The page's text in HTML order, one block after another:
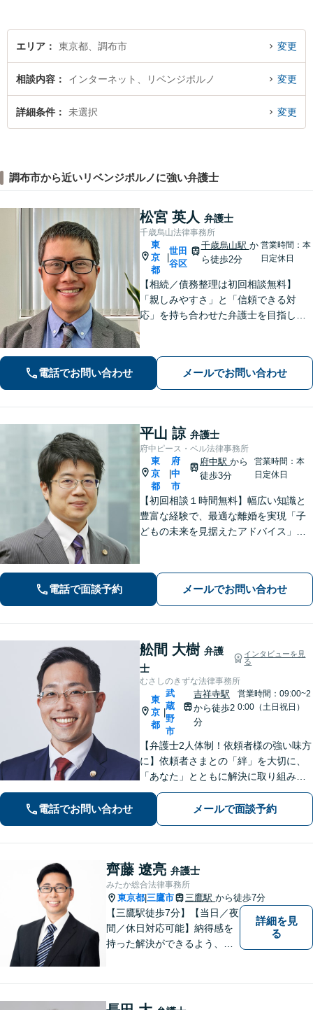
エリア 東京都、調布市 変更
相談内容 インターネット、リベンジポルノ 変更
詳細条件 未選択 変更
調布市から近いリベンジポルノに強い弁護士
松宮 英人 弁護士
千歳烏山法律事務所
東
京
都
世田
谷区
千歳烏山駅 か
ら徒歩2分
営業時間：本
日定休日
【相続／債務整理は初回相談無料】
「親しみやすさ」と「信頼できる対
応」を持ち合わせた弁護士を目指して
ております【借金問題】迅速な対応で
人生の再出発をサポートします【千歳
烏山駅2分】
電話でお問い合わせ メールでお問い合わせ
平山 諒 弁護士
府中ピース・ベル法律事務所
東
京
都
府
中
市
府中駅から
徒歩3分
営業時間：本
日定休日
【初回相談１時間無料】幅広い知識と
豊富な経験で、最適な離婚を実現「子
どもの未来を見据えたアドバイス」
ラスメント対策措置をレクチャー。過
労死・過労自殺などの問題にも精通
【府中駅3分】
電話で面談予約 メールでお問い合わせ
舩間 大樹 弁護
士
インタビューを見
る
むさしのきずな法律事務所
東
京
都
|
武
蔵
野
市
吉祥寺駅
から徒歩2
分
営業時間：09:00~2
0:00（土日祝日）
【弁護士2人体制！依頼者様の強い味方
に】依頼者さまとの「絆」を大切に、
「あなた」とともに解決に取り組みま
す！離婚問題、 相続 、不動産、刑事、
インターネット、 労働（会社側）、 刑
事事件、 債権回収 、 企業法務など
電話でお問い合わせ メールで面談予約
齊藤 遼亮 弁護士
みたか総合法律事務所
東京都 三鷹市 三鷹駅 から徒歩7分
【三鷹駅徒歩7分】【当日／夜
間／休日対応可能】納得感を
持った解決ができるよう、問
限の努力を尽くしていきま
詳細を見
る